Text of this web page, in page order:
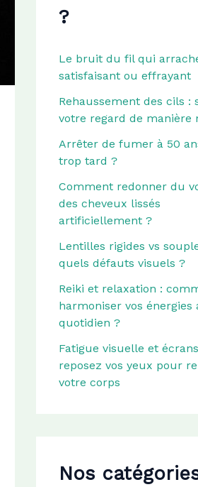
?
Le bruit du fil qui
satisfaisant ou effrayant
Rehaussement des cils :
votre regard de manière
Arrêter de fumer à 50
trop tard ?
Comment redonner du
des cheveux lissés
artificiellement ?
Lentilles rigides vs
quels défauts visuels ?
Reiki et relaxation :
harmoniser vos énergies
quotidien ?
Fatigue visuelle et
reposez vos yeux pour
votre corps
Nos